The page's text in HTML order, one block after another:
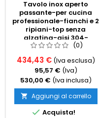
Tavolo inox aperto
passante-per cucina
professionale-fianchi e 2
ripiani-top senza
alzatina-aisi 304-
cm110x60x85h
(0)
434,43 € (Iva esclusa)
95,57 € (Iva)
530,00 € (Iva inclusa)
 Aggiungi al carrello
 Acquista!